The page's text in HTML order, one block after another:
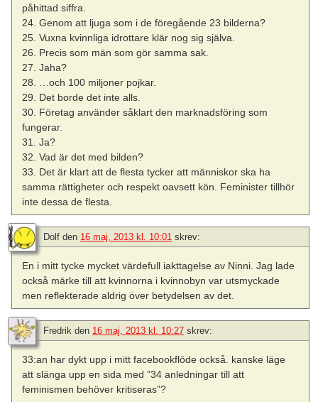
påhittad siffra.
24. Genom att ljuga som i de föregående 23 bilderna?
25. Vuxna kvinnliga idrottare klär nog sig själva.
26. Precis som män som gör samma sak.
27. Jaha?
28. …och 100 miljoner pojkar.
29. Det borde det inte alls.
30. Företag använder såklart den marknadsföring som
fungerar.
31. Ja?
32. Vad är det med bilden?
33. Det är klart att de flesta tycker att människor ska ha
samma rättigheter och respekt oavsett kön. Feminister tillhör
inte dessa de flesta.
Dolf den 16 maj, 2013 kl. 10:01 skrev:
En i mitt tycke mycket värdefull iakttagelse av Ninni. Jag lade
också märke till att kvinnorna i kvinnobyn var utsmyckade
men reflekterade aldrig över betydelsen av det.
Fredrik den 16 maj, 2013 kl. 10:27 skrev:
33:an har dykt upp i mitt facebookflöde också. kanske läge
att slänga upp en sida med ”34 anledningar till att
feminismen behöver kritiseras”?